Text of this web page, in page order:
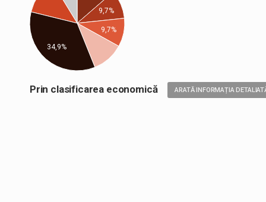
9,7%
9,7%
34,9%
Prin clasificarea economică ARATĂ INFORMAȚIA